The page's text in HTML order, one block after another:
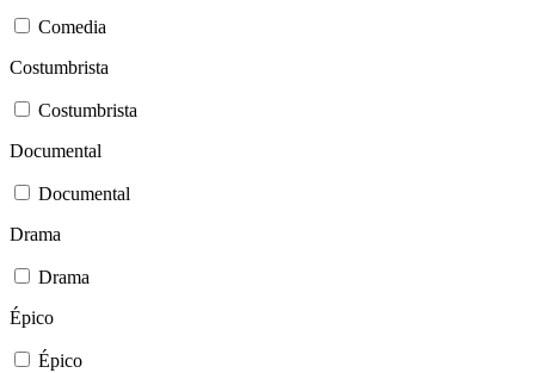
Comedia
Costumbrista
Costumbrista
Documental
Documental
Drama
Drama
Épico
Épico